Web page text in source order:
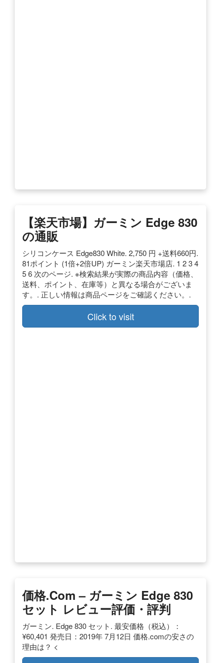
【楽天市場】ガーミン Edge 830
の通販
シリコンケース Edge830 White. 2,750 円 +送料660円.
81ポイント (1倍+2倍UP) ガーミン楽天市場店. 1 2 3 4
5 6 次のページ. ※検索結果が実際の商品内容（価格、
送料、ポイント、在庫等）と異なる場合がございま
す。. 正しい情報は商品ページをご確認ください。.
Click to visit
価格.com – ガーミン Edge 830
セット レビュー評価・評判
ガーミン. Edge 830 セット. 最安価格（税込）：
¥60,401 発売日：2019年 7月12日 価格.comの安さの
理由は？ <